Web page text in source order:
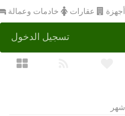
أجهزة عقارات خادمات وعمالة
تسجيل الدخول